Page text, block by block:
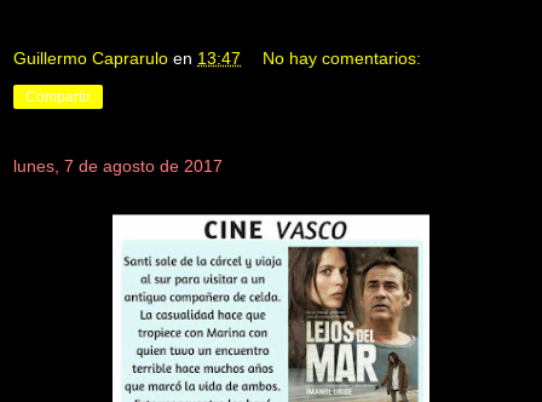
Guillermo Caprarulo en 13:47 No hay comentarios:
Compartir
lunes, 7 de agosto de 2017